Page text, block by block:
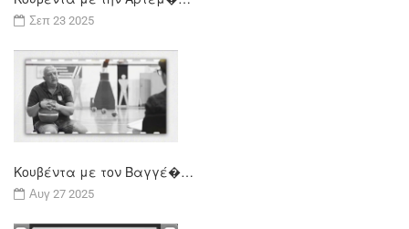
Σεπ 23 2025
Κουβέντα με τον Βαγγέ�…
Αυγ 27 2025